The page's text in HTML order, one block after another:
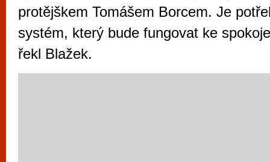
protějškem Tomášem Borcem. Je
systém, který bude fungovat ke
řekl Blažek.
vyzkoušet různé kasinové hry. V
metropoli naleznete širokou nabídku her
po moderní automaty jak pro pravidelné
příležitostné hráče. V...